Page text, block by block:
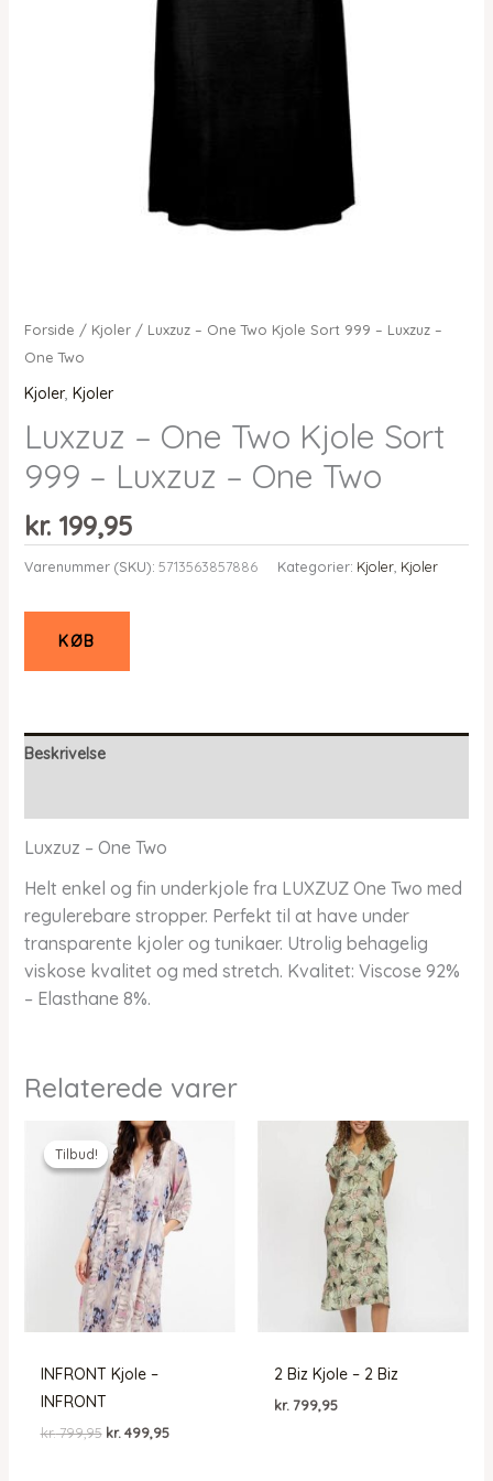
Forside / Kjoler/ Luxzuz – One Two Kjole Sort 999 – Luxzuz –
One Two
Kjoler, Kjoler
Luxzuz – One Two Kjole Sort
999 – Luxzuz – One Two
kr.199,95
Varenummer (SKU): 5713563857886 Kategorier: Kjoler, Kjoler
KØB
Beskrivelse
Luxzuz – One Two
Helt enkel og fin underkjole fra LUXZUZ One Two med
regulerebare stropper. Perfekt til at have under
transparente kjoler og tunikaer. Utrolig behagelig
viskose kvalitet og med stretch. Kvalitet: Viscose 92%
– Elasthane 8%.
Relaterede varer
Tilbud!
Tilbud!
INFRONT Kjole –
INFRONT
kr.799,95 Den
kr. 499,95Den
2 Biz Kjole – 2 Biz
kr. 799,95